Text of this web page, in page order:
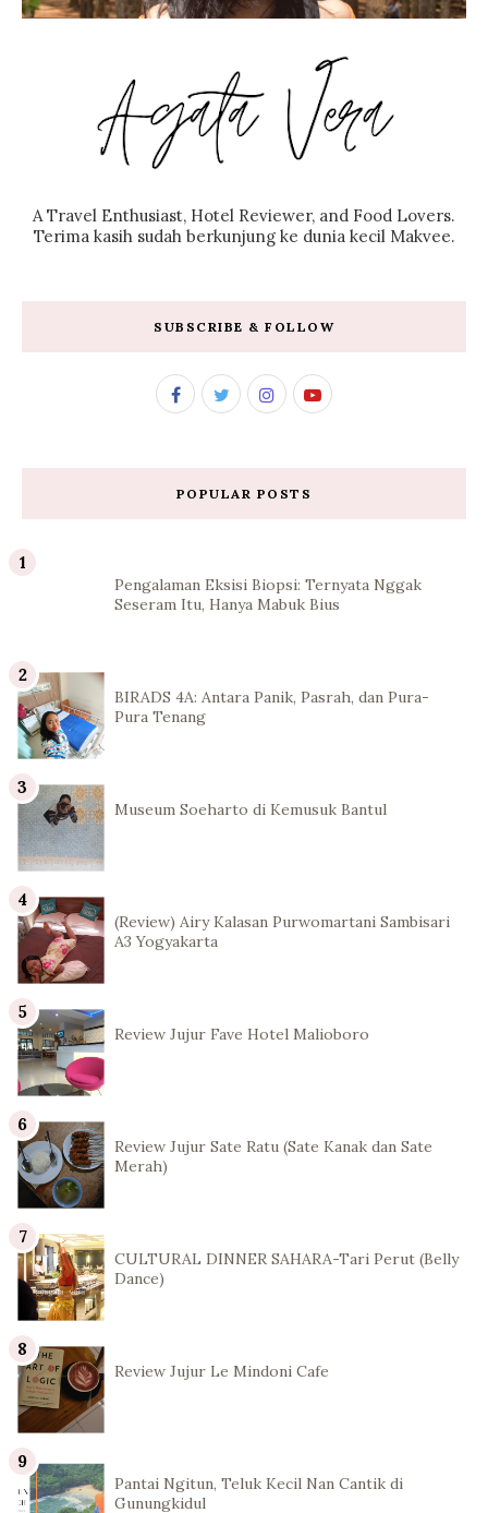
A Travel Enthusiast, Hotel Reviewer, and Food Lovers.
Terima kasih sudah berkunjung ke dunia kecil Makvee.
SUBSCRIBE & FOLLOW
POPULAR POSTS
Pengalaman Eksisi Biopsi: Ternyata Nggak
Seseram Itu, Hanya Mabuk Bius
BIRADS 4A: Antara Panik, Pasrah, dan Pura-
Pura Tenang
Museum Soeharto di Kemusuk Bantul
(Review) Airy Kalasan Purwomartani Sambisari
A3 Yogyakarta
Review Jujur Fave Hotel Malioboro
Review Jujur Sate Ratu (Sate Kanak dan Sate
Merah)
CULTURAL DINNER SAHARA-Tari Perut (Belly
Dance)
Review Jujur Le Mindoni Cafe
Pantai Ngitun, Teluk Kecil Nan Cantik di
Gunungkidul